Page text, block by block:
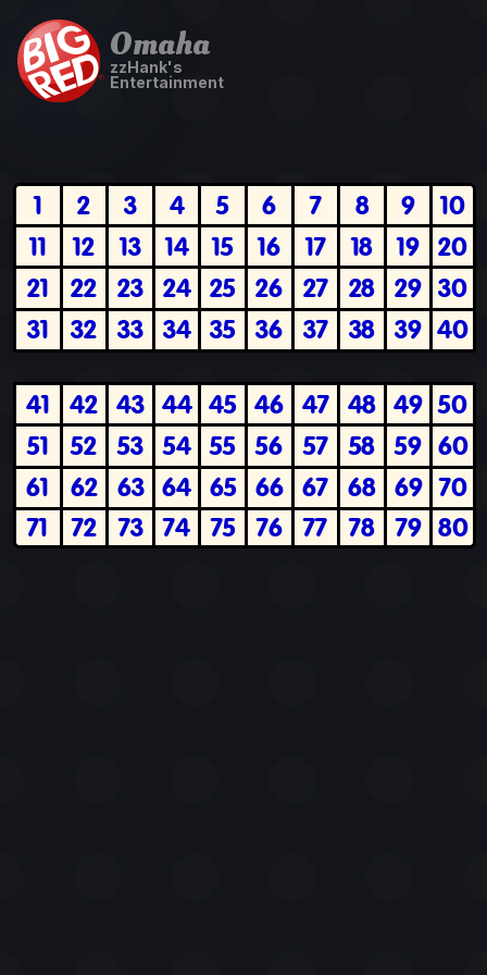
Omaha
zzHank's
Entertainment
1 2 3 4 5 6 7 8 9
10
11
12 13 14 15 16 17 18 19 20
21
22 23 24 25 26 27 28 29 30
31
32 33 34 35 36 37 38 39 40
41 42 43 44 45 46 47 48 49 50
51
52 53 54 55 56 57 58 59 60
61
62 63 64 65 66 67 68 69 70
71
72 73 74 75 76 77 78 79 80